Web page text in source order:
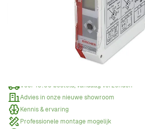
Offerte aanvragen
Wanneer een offerte aanvragen?
Voor 15:00 besteld, vandaag verzonden
Advies in onze nieuwe showroom
Kennis & ervaring
Professionele montage mogelijk